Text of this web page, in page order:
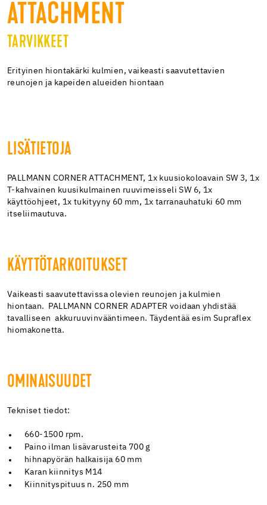
ATTACHMENT
TARVIKKEET
Erityinen hiontakärki kulmien, vaikeasti saavutettavien
reunojen ja kapeiden alueiden hiontaan
LISÄTIETOJA
PALLMANN CORNER ATTACHMENT, 1x kuusiokoloavain SW 3, 1x
T-kahvainen kuusikulmainen ruuvimeisseli SW 6, 1x
käyttöohjeet, 1x tukityyny 60 mm, 1x tarranauhatuki 60 mm
itseliimautuva.
KÄYTTÖTARKOITUKSET
Vaikeasti saavutettavissa olevien reunojen ja kulmien
hiontaan. PALLMANN CORNER ADAPTER voidaan yhdistää
tavalliseen akkuruuvinvääntimeen. Täydentää esim Supraflex
hiomakonetta.
OMINAISUUDET
Tekniset tiedot:
660-1500 rpm.
Paino ilman lisävarusteita 700 g
hihnapyörän halkaisija 60 mm
Karan kiinnitys M14
Kiinnityspituus n. 250 mm